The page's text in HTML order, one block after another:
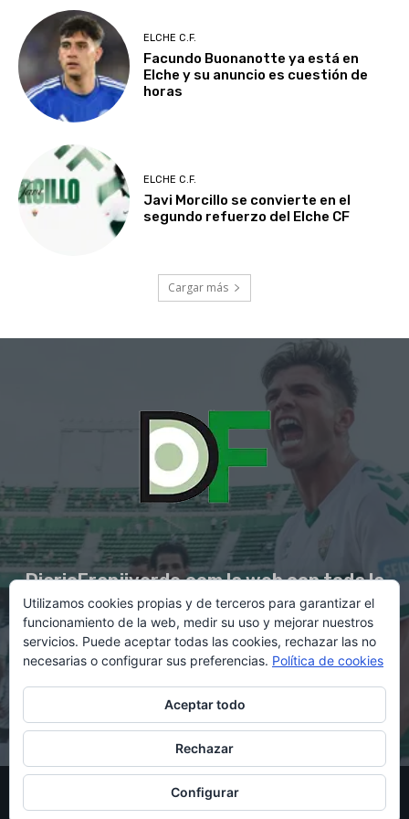
ELCHE C.F.
Facundo Buonanotte ya está en
Elche y su anuncio es cuestión de
horas
ELCHE C.F.
Javi Morcillo se convierte en el
segundo refuerzo del Elche CF
Cargar más
DiarioFranjiverde.com la web con toda la
información del Elche C.F.
Contacto en:diario@franjiverde.com
© Copyright 2021 - Gestión y diseño por Rubén Maestre
Política de cookies Política de privacidad
Utilizamos cookies propias y de terceros para garantizar el
funcionamiento de la web, medir su uso y mejorar nuestros
servicios. Puede aceptar todas las cookies, rechazar las no
necesarias o configurar sus preferencias. Política de cookies
Aceptar todo
Rechazar
Configurar